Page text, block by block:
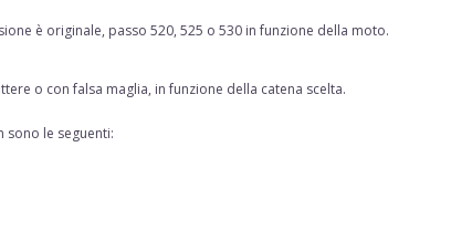
è originale, passo 520, 525 o 530 in funzione della moto.
o con falsa maglia, in funzione della catena scelta.
sono le seguenti: